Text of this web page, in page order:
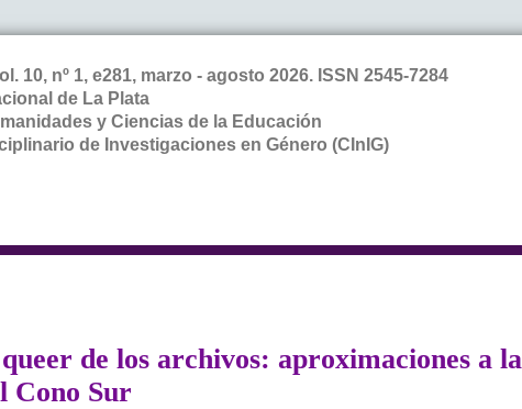
10, nº 1, e281, marzo - agosto 2026. ISSN 2545-7284
de La Plata
y Ciencias de la Educación
de Investigaciones en Género (CInIG)
de los archivos: aproximaciones a la
Cono Sur